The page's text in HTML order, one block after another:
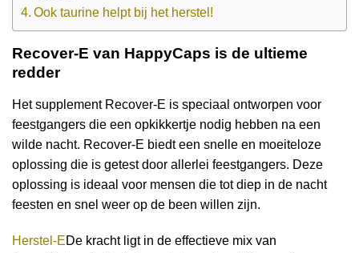
Ook taurine helpt bij het herstel!
Recover-E van HappyCaps is de ultieme
redder
Het supplement Recover-E is speciaal ontworpen voor
feestgangers die een opkikkertje nodig hebben na een
wilde nacht. Recover-E biedt een snelle en moeiteloze
oplossing die is getest door allerlei feestgangers. Deze
oplossing is ideaal voor mensen die tot diep in de nacht
feesten en snel weer op de been willen zijn.
Herstel-EDe kracht ligt in de effectieve mix van